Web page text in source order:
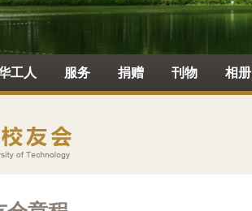
工人 服务 捐赠 刊物 相册